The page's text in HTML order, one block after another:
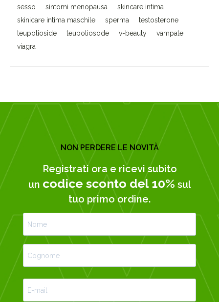
sesso
sintomi menopausa
skincare intima
skinicare intima maschile
sperma
testosterone
teupolioside
teupoliosode v-beauty
vampate
viagra
NON PERDERE LE NOVITÀ
Registrati ora e ricevi subito
un codice sconto del 10% sul
tuo primo ordine.